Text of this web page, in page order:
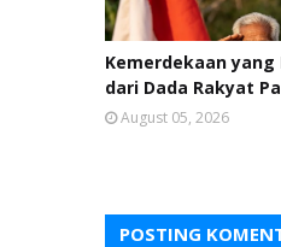
Kemerdekaan yang
dari Dada Rakyat
August 05, 2026
POSTING